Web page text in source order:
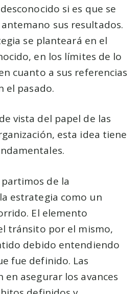
si es que se
sus resultados.
se planteará en el
en los límites de lo
cuanto a sus referencias
el pasado.
vista del papel de las
esta idea tiene
de la
estrategia como un
El elemento
tránsito por el mismo,
debido entendiendo
fue definido. Las
asegurar los avances